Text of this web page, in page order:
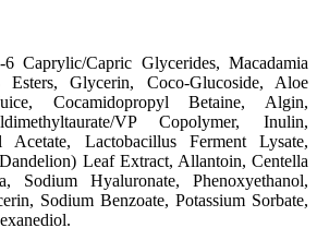
Caprylic/Capric Glycerides, Macadamia
Glycerin, Coco-Glucoside, Aloe
Cocamidopropyl Betaine, Algin,
VP Copolymer, Inulin,
Acetate, Lactobacillus Ferment Lysate,
Leaf Extract, Allantoin, Centella
Sodium Hyaluronate, Phenoxyethanol,
Sodium Benzoate, Potassium Sorbate,